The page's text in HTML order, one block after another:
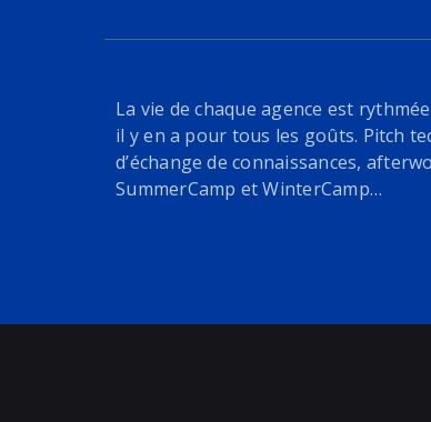
La vie de chaque agence est
il y en a pour tous les goûts. Pitch
d’échange de connaissances,
SummerCamp et WinterCamp…